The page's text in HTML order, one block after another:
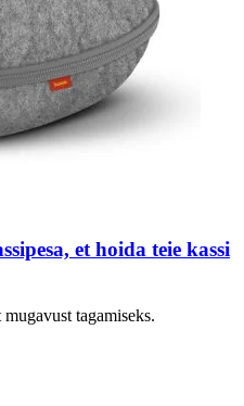
et hoida teie kassi
tagamiseks.